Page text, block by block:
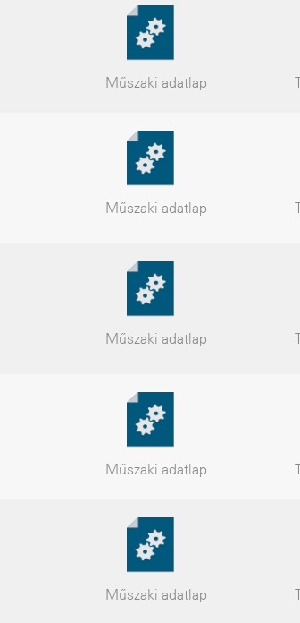
Műszaki adatlap
Műszaki adatlap
Műszaki adatlap
Műszaki adatlap
Műszaki adatlap